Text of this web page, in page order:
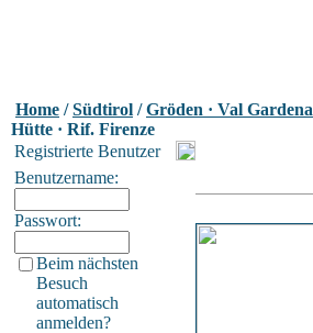
Home /Südtirol /Gröden · Val Gardena
Hütte · Rif. Firenze
Registrierte Benutzer
Benutzername:
Passwort:
Beim nächsten
Besuch
automatisch
anmelden?